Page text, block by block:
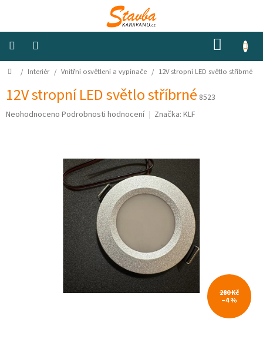
KOŠÍK
Izolace
odhlučnění
Domů
/ Interiér / Vnitřní osvětlení a vypínače / 12V stropní LED světlo stříbrné
12V stropní LED světlo stříbrné 8523
Průměrné
Neohodnoceno Podrobnosti hodnocení Značka: KLF
280 Kč
–4 %